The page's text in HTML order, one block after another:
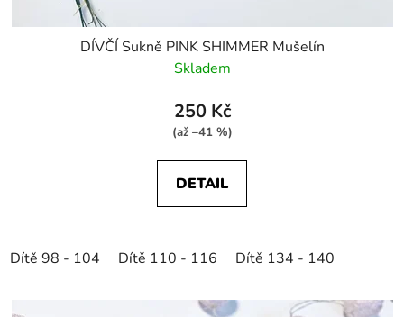
DÍVČÍ Sukně PINK SHIMMER Mušelín
Skladem
250 Kč
(až –41 %)
DETAIL
Dítě 98 - 104 Dítě 110 - 116 Dítě 134 - 140